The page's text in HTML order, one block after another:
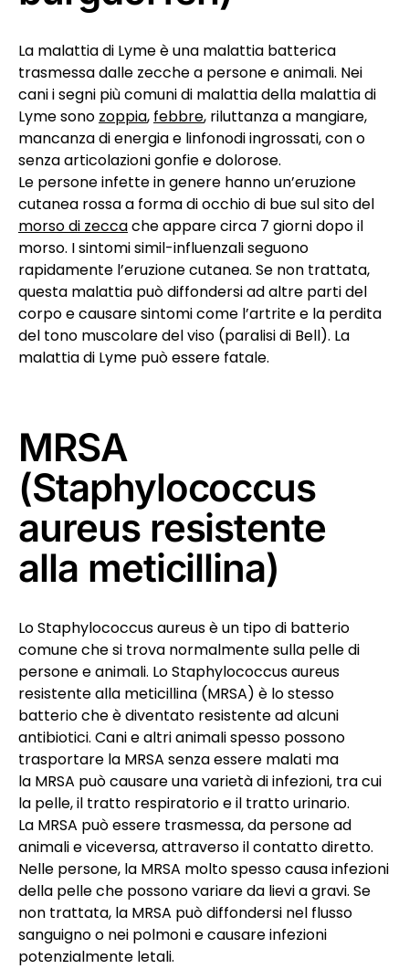
La malattia di Lyme è una malattia batterica
trasmessa dalle zecche a persone e animali. Nei
cani i segni più comuni di malattia della malattia di
Lyme sono zoppia, febbre, riluttanza a mangiare,
mancanza di energia e linfonodi ingrossati, con o
senza articolazioni gonfie e dolorose.
Le persone infette in genere hanno un’eruzione
cutanea rossa a forma di occhio di bue sul sito del
morso di zeccache appare circa 7 giorni dopo il
morso. I sintomi simil-influenzali seguono
rapidamente l’eruzione cutanea. Se non trattata,
questa malattia può diffondersi ad altre parti del
corpo e causare sintomi come l’artrite e la perdita
del tono muscolare del viso (paralisi di Bell). La
malattia di Lyme può essere fatale.
MRSA
(Staphylococcus
aureus resistente
alla meticillina)
Lo Staphylococcus aureus è un tipo di batterio
comune che si trova normalmente sulla pelle di
persone e animali. Lo Staphylococcus aureus
resistente alla meticillina (MRSA) è lo stesso
batterio che è diventato resistente ad alcuni
antibiotici. Cani e altri animali spesso possono
trasportare la MRSA senza essere malati ma
la MRSA può causare una varietà di infezioni, tra cui
la pelle, il tratto respiratorio e il tratto urinario.
La MRSA può essere trasmessa, da persone ad
animali e viceversa, attraverso il contatto diretto.
Nelle persone, la MRSA molto spesso causa infezioni
della pelle che possono variare da lievi a gravi. Se
non trattata, la MRSA può diffondersi nel flusso
sanguigno o nei polmoni e causare infezioni
potenzialmente letali.